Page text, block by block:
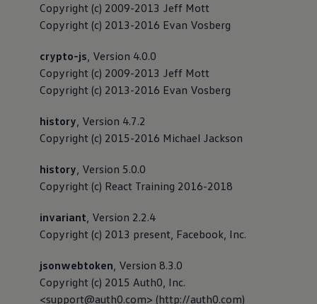
Copyright (c) 2009-2013 Jeff Mott
Copyright (c) 2013-2016 Evan Vosberg
crypto-js, Version 4.0.0
Copyright (c) 2009-2013 Jeff Mott
Copyright (c) 2013-2016 Evan Vosberg
history, Version 4.7.2
Copyright (c) 2015-2016 Michael Jackson
history, Version 5.0.0
Copyright (c) React Training 2016-2018
invariant, Version 2.2.4
Copyright (c) 2013 present, Facebook, Inc.
jsonwebtoken, Version 8.3.0
Copyright (c) 2015 Auth0, Inc.
<support@auth0.com> (http://auth0.com)